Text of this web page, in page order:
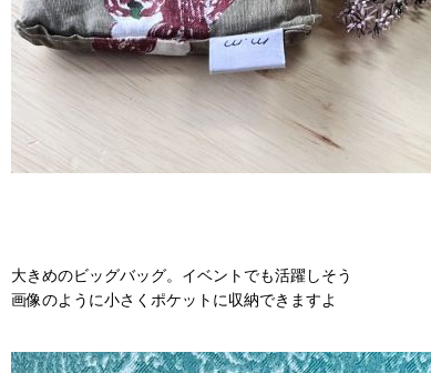
大きめのビッグバッグ。イベントでも活躍しそう
画像のように小さくポケットに収納できますよ